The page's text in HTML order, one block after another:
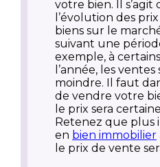
votre bien. Il s’agit
l’évolution des
biens sur le
suivant une
exemple, à
l’année, les
moindre. Il faut
de vendre votre
le prix sera
Retenez que plus
en bien immobilier
le prix de vente